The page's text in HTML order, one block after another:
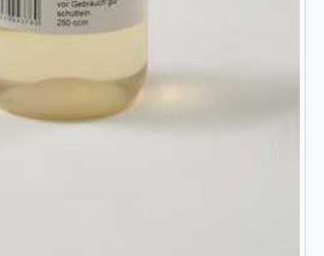
für den Verkauf von Waren / Muster-